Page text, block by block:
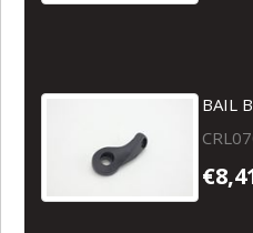
BAIL